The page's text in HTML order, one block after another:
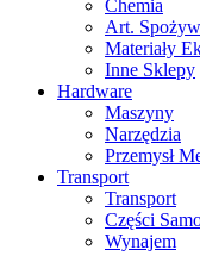
Chemia
Art.
Materiały
Inne Sklepy
Hardware
Maszyny
Narzędzia
Przemysł
Transport
Transport
Części
Wynajem